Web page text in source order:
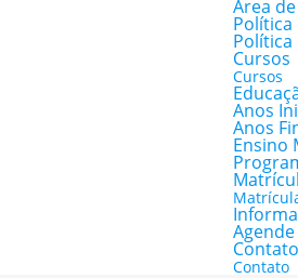
Área
Política
Política
Cursos
Cursos
Anos
Anos
Ensino
Contato
Contato